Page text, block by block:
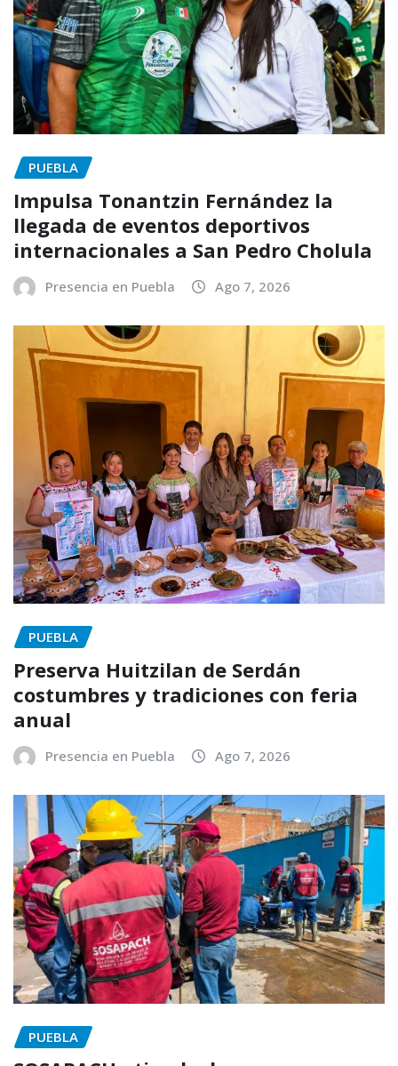
PUEBLA
Impulsa Tonantzin Fernández la
llegada de eventos deportivos
internacionales a San Pedro Cholula
Presencia en Puebla Ago 7, 2026
PUEBLA
Preserva Huitzilan de Serdán
costumbres y tradiciones con feria
anual
Presencia en Puebla Ago 7, 2026
PUEBLA